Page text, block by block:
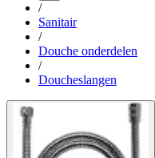
/
Sanitair
/
Douche onderdelen
/
Doucheslangen